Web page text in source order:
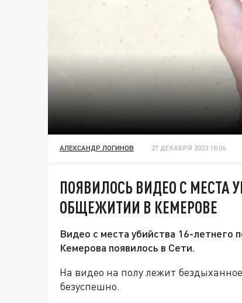
АЛЕКСАНДР ЛОГИНОВ 27 ДЕКАБРЯ 2023 18:06
ПОЯВИЛОСЬ ВИДЕО С МЕСТА
ОБЩЕЖИТИИ В КЕМЕРОВЕ
Видео с места убийства 16-летнего
Кемерова появилось в Сети.
На видео на полу лежит
безуспешно.